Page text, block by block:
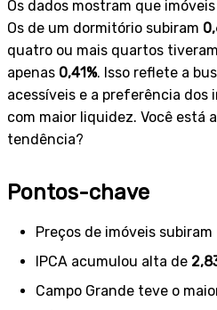
Os dados mostram que
Os de um dormitório subiram
quatro ou mais quartos
apenas 0,41%. Isso reflete a
acessíveis e a preferência dos
com maior liquidez. Você está
tendência?
Pontos-chave
Preços de imóveis subiram
IPCA acumulou alta de
Campo Grande teve o